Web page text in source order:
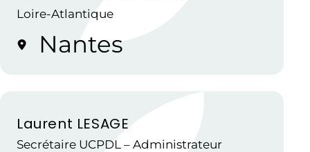
Loire-Atlantique
Nantes
Laurent LESAGE
Secrétaire UCPDL – Administrateur